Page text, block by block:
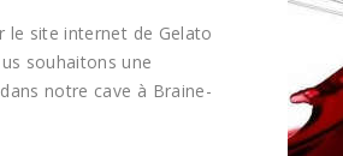
le site internet de Gelato
souhaitons une
notre cave à Braine-